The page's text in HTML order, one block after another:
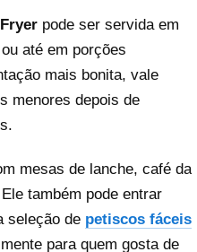
pode ser servida em
até em porções
mais bonita, vale
menores depois de
mesas de lanche, café da
também pode entrar
seleção de petiscos fáceis
para quem gosta de